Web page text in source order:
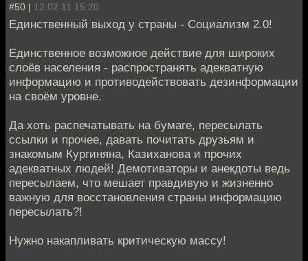
#50 | 12.02.11 15:20
Единственный выход у страны - Социализм 2.0!
Единственное возможное действие для широких
слоёв населения - распространять адекватную
информацию и противодействовать дезинформации
на своём уровне.
Да хоть распечатывать на бумаге, пересылать
ссылки и прочее, давать почитать друзьям и
знакомым Кургиняна, Казиханова и прочих
адекватных людей! Демотиваторы и анекдоты ведь
пересылаем, что мешает правдивую и жизненно
важную для восстановления страны информацию
пересылать?!
Нужно накапливать критическую массу!